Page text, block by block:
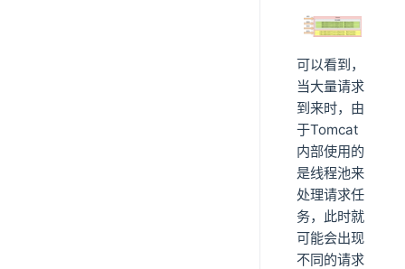
可以看到，
当大量请求
到来时，由
于Tomcat
内部使用的
是线程池来
处理请求任
务，此时就
可能会出现
不同的请求